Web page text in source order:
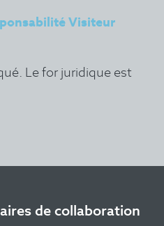
Visiteur
Le for juridique est
de collaboration